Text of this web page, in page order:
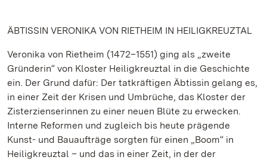
ÄBTISSIN VERONIKA VON RIETHEIM IN HEILIGKREUZTAL
Veronika von Rietheim (1472–1551) ging als „zweite
Gründerin“ von Kloster Heiligkreuztal in die Geschichte
ein. Der Grund dafür: Der tatkräftigen Äbtissin gelang es,
in einer Zeit der Krisen und Umbrüche, das Kloster der
Zisterzienserinnen zu einer neuen Blüte zu erwecken.
Interne Reformen und zugleich bis heute prägende
Kunst- und Bauaufträge sorgten für einen „Boom“ in
Heiligkreuztal – und das in einer Zeit, in der der